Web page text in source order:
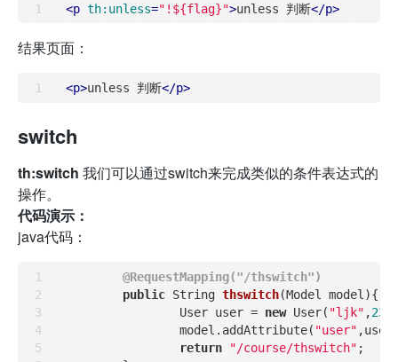
<p th:unless="!${flag}">unless 判断</p>
结果页面：
<p>unless 判断</p>
switch
th:switch 我们可以通过switch来完成类似的条件表达式的
操作。
代码演示：
java代码：
@RequestMapping("/thswitch")
public String thswitch(Model model){
		User user =
new User( "ljk" ,23
		model.addAttribute(
"user"
return
"/course/thswitch" ;